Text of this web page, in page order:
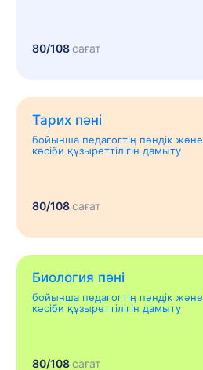
80/108сағат
Тарих пәні
бойынша педагогтің пәндік және
кәсіби құзыреттілігін дамыту
80/108сағат
Биология пәні
бойынша педагогтің пәндік және
кәсіби құзыреттілігін дамыту
80/108сағат